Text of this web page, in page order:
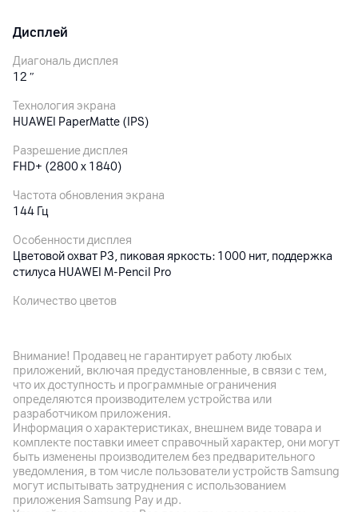
Дисплей
Диагональ дисплея
12 ″
Технология экрана
HUAWEI PaperMatte (IPS)
Разрешение дисплея
FHD+ (2800 x 1840)
Частота обновления экрана
144 Гц
Особенности дисплея
Цветовой охват P3, пиковая яркость: 1000 нит, поддержка
стилуса HUAWEI M-Pencil Pro
Количество цветов
Основная камера
Разрешение камеры
50Мп
Разрешение видео
1080p
Автофокус
да
Внимание! Продавец не гарантирует работу любых
приложений, включая предустановленные, в связи с тем,
что их доступность и программные ограничения
определяются производителем устройства или
разработчиком приложения.
Информация о характеристиках, внешнем виде товара и
комплекте поставки имеет справочный характер, они могут
быть изменены производителем без предварительного
уведомления, в том числе пользователи устройств Samsung
могут испытывать затруднения с использованием
приложения Samsung Pay и др.